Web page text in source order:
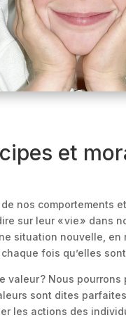
et
nos comportements
sur leur « vie » dans
situation nouvelle,
chaque fois qu’elles
valeur ? Nous
sont dites
les actions des